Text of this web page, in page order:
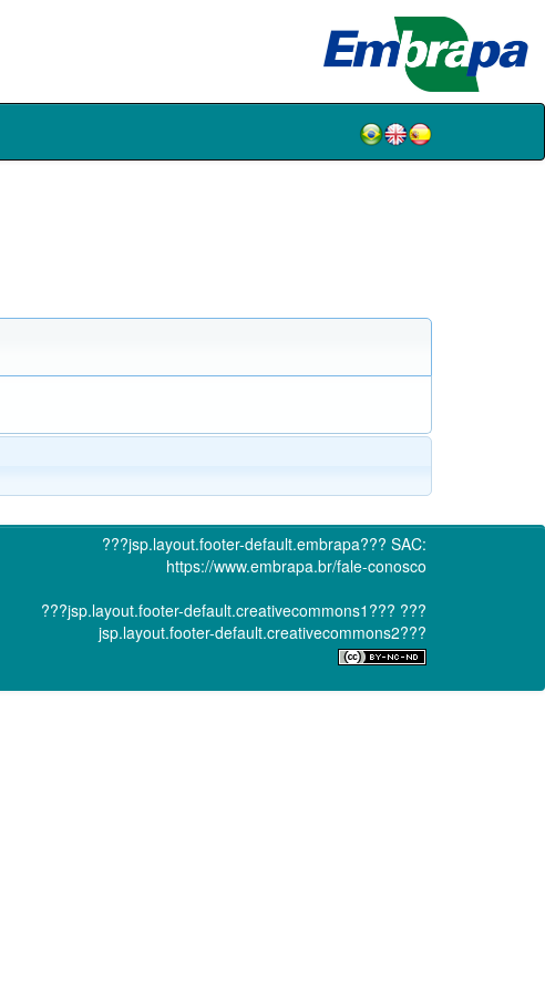
???jsp.layout.footer-default.embrapa??? SAC:
https://www.embrapa.br/fale-conosco
???jsp.layout.footer-default.creativecommons1??? ???
jsp.layout.footer-default.creativecommons2???